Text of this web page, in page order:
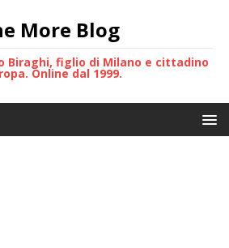
More Blog
Biraghi, figlio di Milano e cittadino
Online dal 1999.